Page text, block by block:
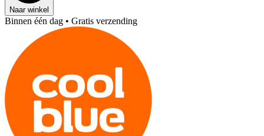
Naar winkel
Binnen één dag • Gratis verzending